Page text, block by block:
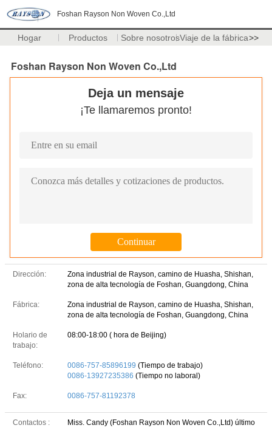
Foshan Rayson Non Woven Co.,Ltd
Hogar Productos Sobre nosotrosViaje de la fábrica>>
Foshan Rayson Non Woven Co.,Ltd
Deja un mensaje
¡Te llamaremos pronto!
Dirección:
Zona industrial de Rayson, camino de Huasha, Shishan,
zona de alta tecnología de Foshan, Guangdong, China
Fábrica:
Zona industrial de Rayson, camino de Huasha, Shishan,
zona de alta tecnología de Foshan, Guangdong, China
Holario de
trabajo:
08:00-18:00 ( hora de Beijing)
Teléfono: 0086-757-85896199 (Tiempo de trabajo)
0086-13927235386 (Tiempo no laboral)
Fax: 0086-757-81192378
Contactos : Miss. Candy (Foshan Rayson Non Woven Co.,Ltd) último